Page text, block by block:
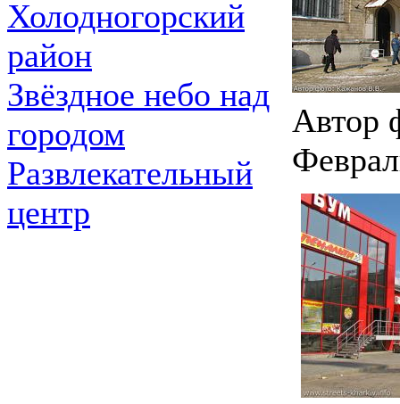
Холодногорский
район
Звёздное небо над
городом
Развлекательный
центр
Автор